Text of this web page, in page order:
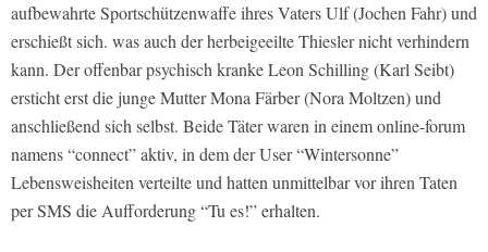
aufbewahrte Sportschützenwaffe ihres Vaters Ulf (Jochen Fahr) und
erschießt sich. was auch der herbeigeeilte Thiesler nicht verhindern
kann. Der offenbar psychisch kranke Leon Schilling (Karl Seibt)
ersticht erst die junge Mutter Mona Färber (Nora Moltzen) und
anschließend sich selbst. Beide Täter waren in einem online-forum
namens “connect” aktiv, in dem der User “Wintersonne”
Lebensweisheiten verteilte und hatten unmittelbar vor ihren Taten
per SMS die Aufforderung “Tu es!” erhalten.